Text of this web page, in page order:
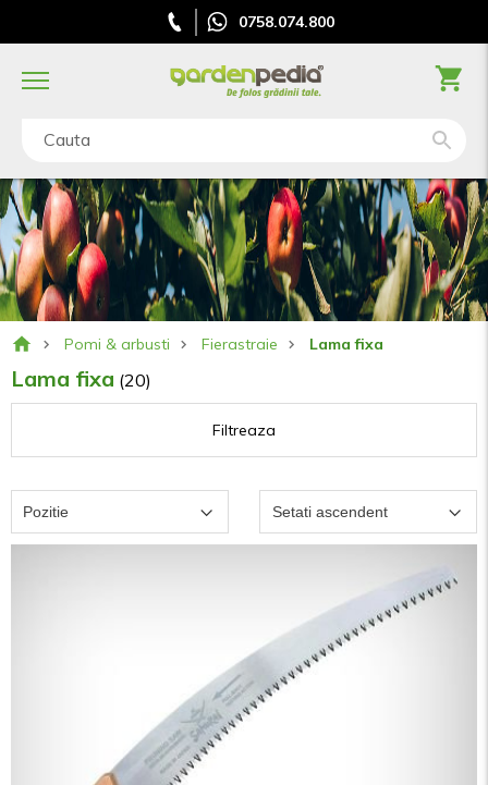
0758.074.800
Cauta
Pomi & arbusti Fierastraie Lama fixa
Lama fixa (20)
Filtreaza